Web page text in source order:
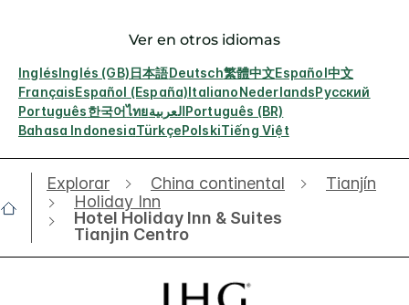
Ver en otros idiomas
Inglés Inglés (GB) 日本語Deutsch繁體中文Español 中文
FrançaisEspañol (España) Italiano NederlandsРусский
Português한국어ไทยالعربية Português (BR)
Bahasa IndonesiaTürkçePolskiTiếng Việt
Explorar China continental
Tianjín
Holiday Inn
Hotel Holiday Inn & Suites
Tianjin Centro